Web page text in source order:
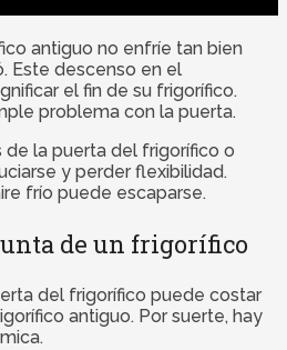
antiguo no enfríe tan bien
Este descenso en el
el fin de su frigorífico.
problema con la puerta.
de la puerta del frigorífico o
y perder flexibilidad.
frío puede escaparse.
de un frigorífico
del frigorífico puede costar
antiguo. Por suerte, hay